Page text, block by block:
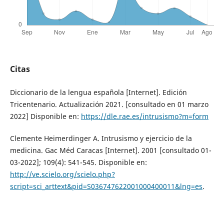
Citas
Diccionario de la lengua española [Internet]. Edición
Tricentenario. Actualización 2021. [consultado en 01 marzo
2022] Disponible en: https://dle.rae.es/intrusismo?m=form
Clemente Heimerdinger A. Intrusismo y ejercicio de la
medicina. Gac Méd Caracas [Internet]. 2001 [consultado 01-
03-2022]; 109(4): 541-545. Disponible en:
http://ve.scielo.org/scielo.php?
script=sci_arttext&pid=S036747622001000400011&lng=es.